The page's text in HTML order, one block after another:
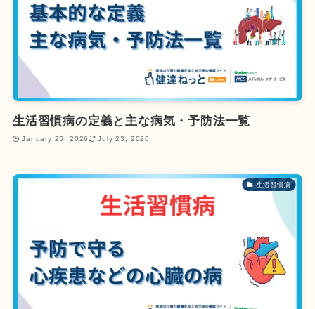
生活習慣病の定義と主な病気・予防法一覧
January 25, 2026 July 23, 2026
生活習慣病